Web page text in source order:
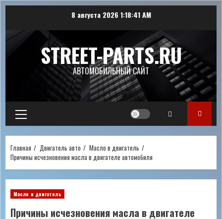
содержимому
8 августа 2026 1:18:41 AM
STREET-PARTS.RU
АВТОМОБИЛЬНЫЙ САЙТ
Основное
меню
Главная Двигатель авто
Масло в двигатель
Причины исчезновения масла в двигателе автомобиля
Масло в двигатель
Причины исчезновения масла в двигателе